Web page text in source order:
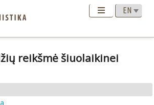
reikšmė šiuolaikinei